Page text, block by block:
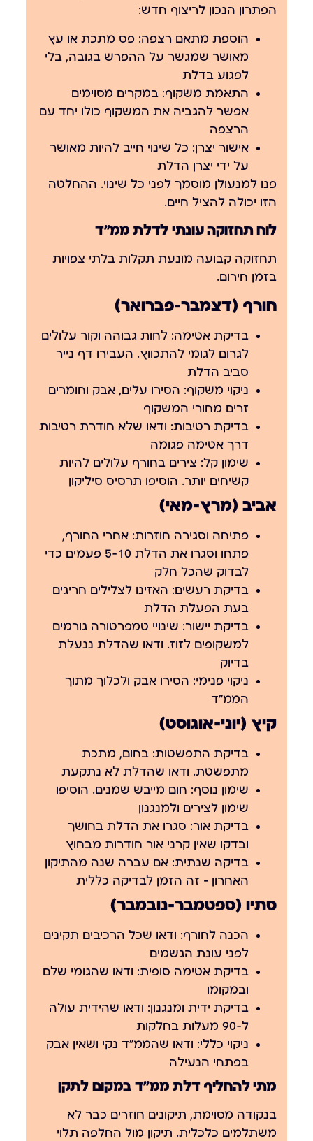
הפתרון הנכון לריצוף חדש:
הוספת מתאם רצפה: פס מתכת או עץ
מאושר שמגשר על ההפרש בגובה, בלי
לפגוע בדלת
התאמת משקוף: במקרים מסוימים
אפשר להגביה את המשקוף כולו יחד עם
הרצפה
אישור יצרן: כל שינוי חייב להיות מאושר
על ידי יצרן הדלת
פנו למנעולן מוסמך לפני כל שינוי. ההחלטה
הזו יכולה להציל חיים.
לוח תחזוקה עונתי לדלת ממ״ד
תחזוקה קבועה מונעת תקלות בלתי צפויות
בזמן חירום.
חורף (דצמבר-פברואר)
בדיקת אטימה: לחות גבוהה וקור עלולים
לגרום לגומי להתכווץ. העבירו דף נייר
סביב הדלת
ניקוי משקוף: הסירו עלים, אבק וחומרים
זרים מחורי המשקוף
בדיקת רטיבות: ודאו שלא חודרת רטיבות
דרך אטימה פגומה
שימון קל: צירים בחורף עלולים להיות
קשיחים יותר. הוסיפו תרסיס סיליקון
אביב (מרץ-מאי)
פתיחה וסגירה חוזרות: אחרי החורף,
פתחו וסגרו את הדלת 5-10 פעמים כדי
לבדוק שהכל חלק
בדיקת רעשים: האזינו לצלילים חריגים
בעת הפעלת הדלת
בדיקת יישור: שינויי טמפרטורה גורמים
למשקופים לזוז. ודאו שהדלת ננעלת
בדיוק
ניקוי פנימי: הסירו אבק ולכלוך מתוך
הממ״ד
קיץ (יוני-אוגוסט)
בדיקת התפשטות: בחום, מתכת
מתפשטת. ודאו שהדלת לא נתקעת
שימון נוסף: חום מייבש שמנים. הוסיפו
שימון לצירים ולמנגנון
בדיקת אור: סגרו את הדלת בחושך
ובדקו שאין קרני אור חודרות מבחוץ
בדיקה שנתית: אם עברה שנה מהתיקון
האחרון — זה הזמן לבדיקה כללית
סתיו (ספטמבר-נובמבר)
הכנה לחורף: ודאו שכל הרכיבים תקינים
לפני עונת הגשמים
בדיקת אטימה סופית: ודאו שהגומי שלם
ובמקומו
בדיקת ידית ומנגנון: ודאו שהידית עולה
ל-90 מעלות בחלקות
ניקוי כללי: ודאו שהממ״ד נקי ושאין אבק
בפתחי הנעילה
מתי להחליף דלת ממ״ד במקום לתקן
בנקודה מסוימת, תיקונים חוזרים כבר לא
משתלמים כלכלית. תיקון מול החלפה תלוי